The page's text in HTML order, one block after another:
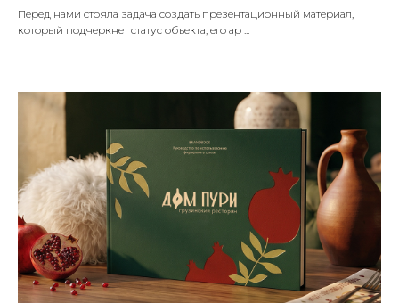
Перед нами стояла задача создать презентационный материал,
который подчеркнет статус объекта, его ар ...